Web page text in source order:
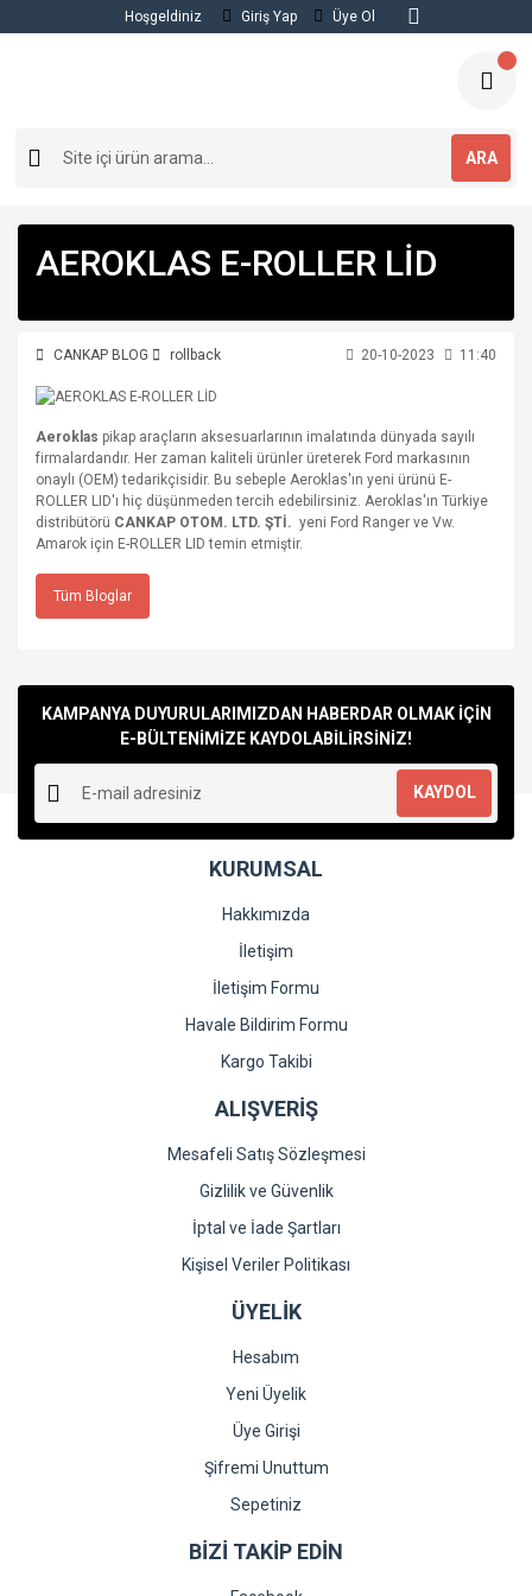
Hoşgeldiniz Giriş Yap Üye Ol
ARA
AEROKLAS E-ROLLER LİD
CANKAP BLOG rollback 20-10-2023 11:40
Aeroklas pikap araçların aksesuarlarının imalatında dünyada sayılı
firmalardandır. Her zaman kaliteli ürünler üreterek Ford markasının
onaylı (OEM) tedarikçisidir. Bu sebeple Aeroklas'ın yeni ürünü E-
ROLLER LID'ı hiç düşünmeden tercih edebilirsiniz. Aeroklas'ın Türkiye
distribütörü CANKAP OTOM. LTD. ŞTİ. yeni Ford Ranger ve Vw.
Amarok için E-ROLLER LID temin etmiştir.
Tüm Bloglar
KAMPANYA DUYURULARIMIZDAN HABERDAR OLMAK İÇİN
E-BÜLTENİMİZE KAYDOLABİLİRSİNİZ!
KAYDOL
KURUMSAL
Hakkımızda
İletişim
İletişim Formu
Havale Bildirim Formu
Kargo Takibi
ALIŞVERİŞ
Mesafeli Satış Sözleşmesi
Gizlilik ve Güvenlik
İptal ve İade Şartları
Kişisel Veriler Politikası
ÜYELİK
Hesabım
Yeni Üyelik
Üye Girişi
Şifremi Unuttum
Sepetiniz
BİZİ TAKİP EDİN